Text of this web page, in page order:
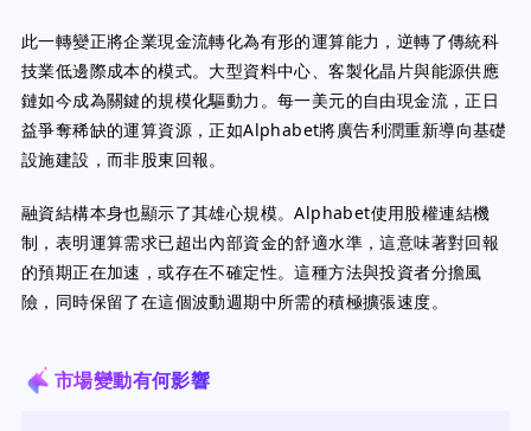
此一轉變正將企業現金流轉化為有形的運算能力，逆轉了傳統科
技業低邊際成本的模式。大型資料中心、客製化晶片與能源供應
鏈如今成為關鍵的規模化驅動力。每一美元的自由現金流，正日
益爭奪稀缺的運算資源，正如Alphabet將廣告利潤重新導向基礎
設施建設，而非股東回報。
融資結構本身也顯示了其雄心規模。Alphabet使用股權連結機
制，表明運算需求已超出內部資金的舒適水準，這意味著對回報
的預期正在加速，或存在不確定性。這種方法與投資者分擔風
險，同時保留了在這個波動週期中所需的積極擴張速度。
市場變動有何影響